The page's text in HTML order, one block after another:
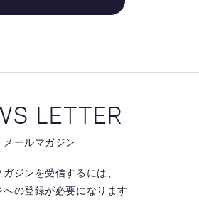
LETTER
メールマガジン
ガジンを受信するには、
への登録が必要になります